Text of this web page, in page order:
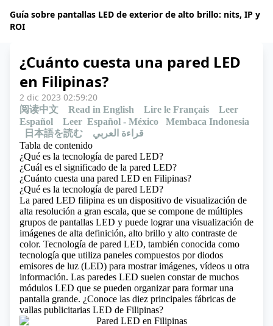
Guía sobre pantallas LED de exterior de alto brillo: nits, IP y
ROI
¿Cuánto cuesta una pared LED
en Filipinas?
2 dic 2023 02:59:20
阅读中文 Read in English Lire le Français
Leer
Español
Leer Español - México
Membaca Indonesia
日本語を読む
قراءة العربي
Tabla de contenido
¿Qué es la tecnología de pared LED?
¿Cuál es el significado de la pared LED?
¿Cuánto cuesta una pared LED en Filipinas?
¿Qué es la tecnología de pared LED?
La pared LED filipina es un dispositivo de visualización de
alta resolución a gran escala, que se compone de múltiples
grupos de pantallas LED y puede lograr una visualización de
imágenes de alta definición, alto brillo y alto contraste de
color. Tecnología de pared LED, también conocida como
tecnología que utiliza paneles compuestos por diodos
emisores de luz (LED) para mostrar imágenes, vídeos u otra
información. Las paredes LED suelen constar de muchos
módulos LED que se pueden organizar para formar una
pantalla grande. ¿Conoce las diez principales fábricas de
vallas publicitarias LED de Filipinas?